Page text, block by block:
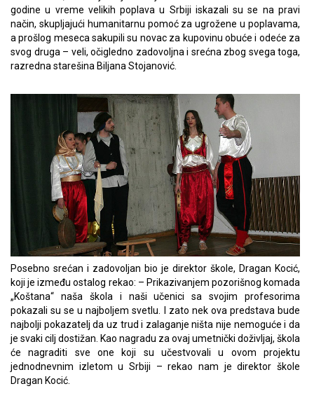
godine u vreme velikih poplava u Srbiji iskazali su se na pravi
način, skupljajući humanitarnu pomoć za ugrožene u poplavama,
a prošlog meseca sakupili su novac za kupovinu obuće i odeće za
svog druga – veli, očigledno zadovoljna i srećna zbog svega toga,
razredna starešina Biljana Stojanović.
Posebno srećan i zadovoljan bio je direktor škole, Dragan Kocić,
koji je između ostalog rekao: – Prikazivanjem pozorišnog komada
„Koštana“ naša škola i naši učenici sa svojim profesorima
pokazali su se u najboljem svetlu. I zato nek ova predstava bude
najbolji pokazatelj da uz trud i zalaganje ništa nije nemoguće i da
je svaki cilj dostižan. Kao nagradu za ovaj umetnički doživljaj, škola
će nagraditi sve one koji su učestvovali u ovom projektu
jednodnevnim izletom u Srbiji – rekao nam je direktor škole
Dragan Kocić.